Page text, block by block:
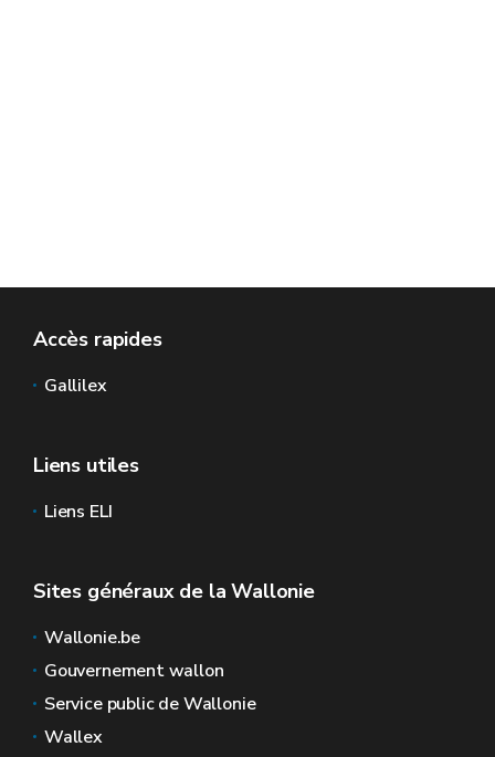
Accès rapides
Gallilex
Liens utiles
Liens ELI
Sites généraux de la Wallonie
Wallonie.be
Gouvernement wallon
Service public de Wallonie
Wallex